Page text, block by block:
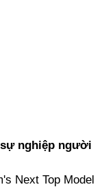
nghiệp người
Next Top Model